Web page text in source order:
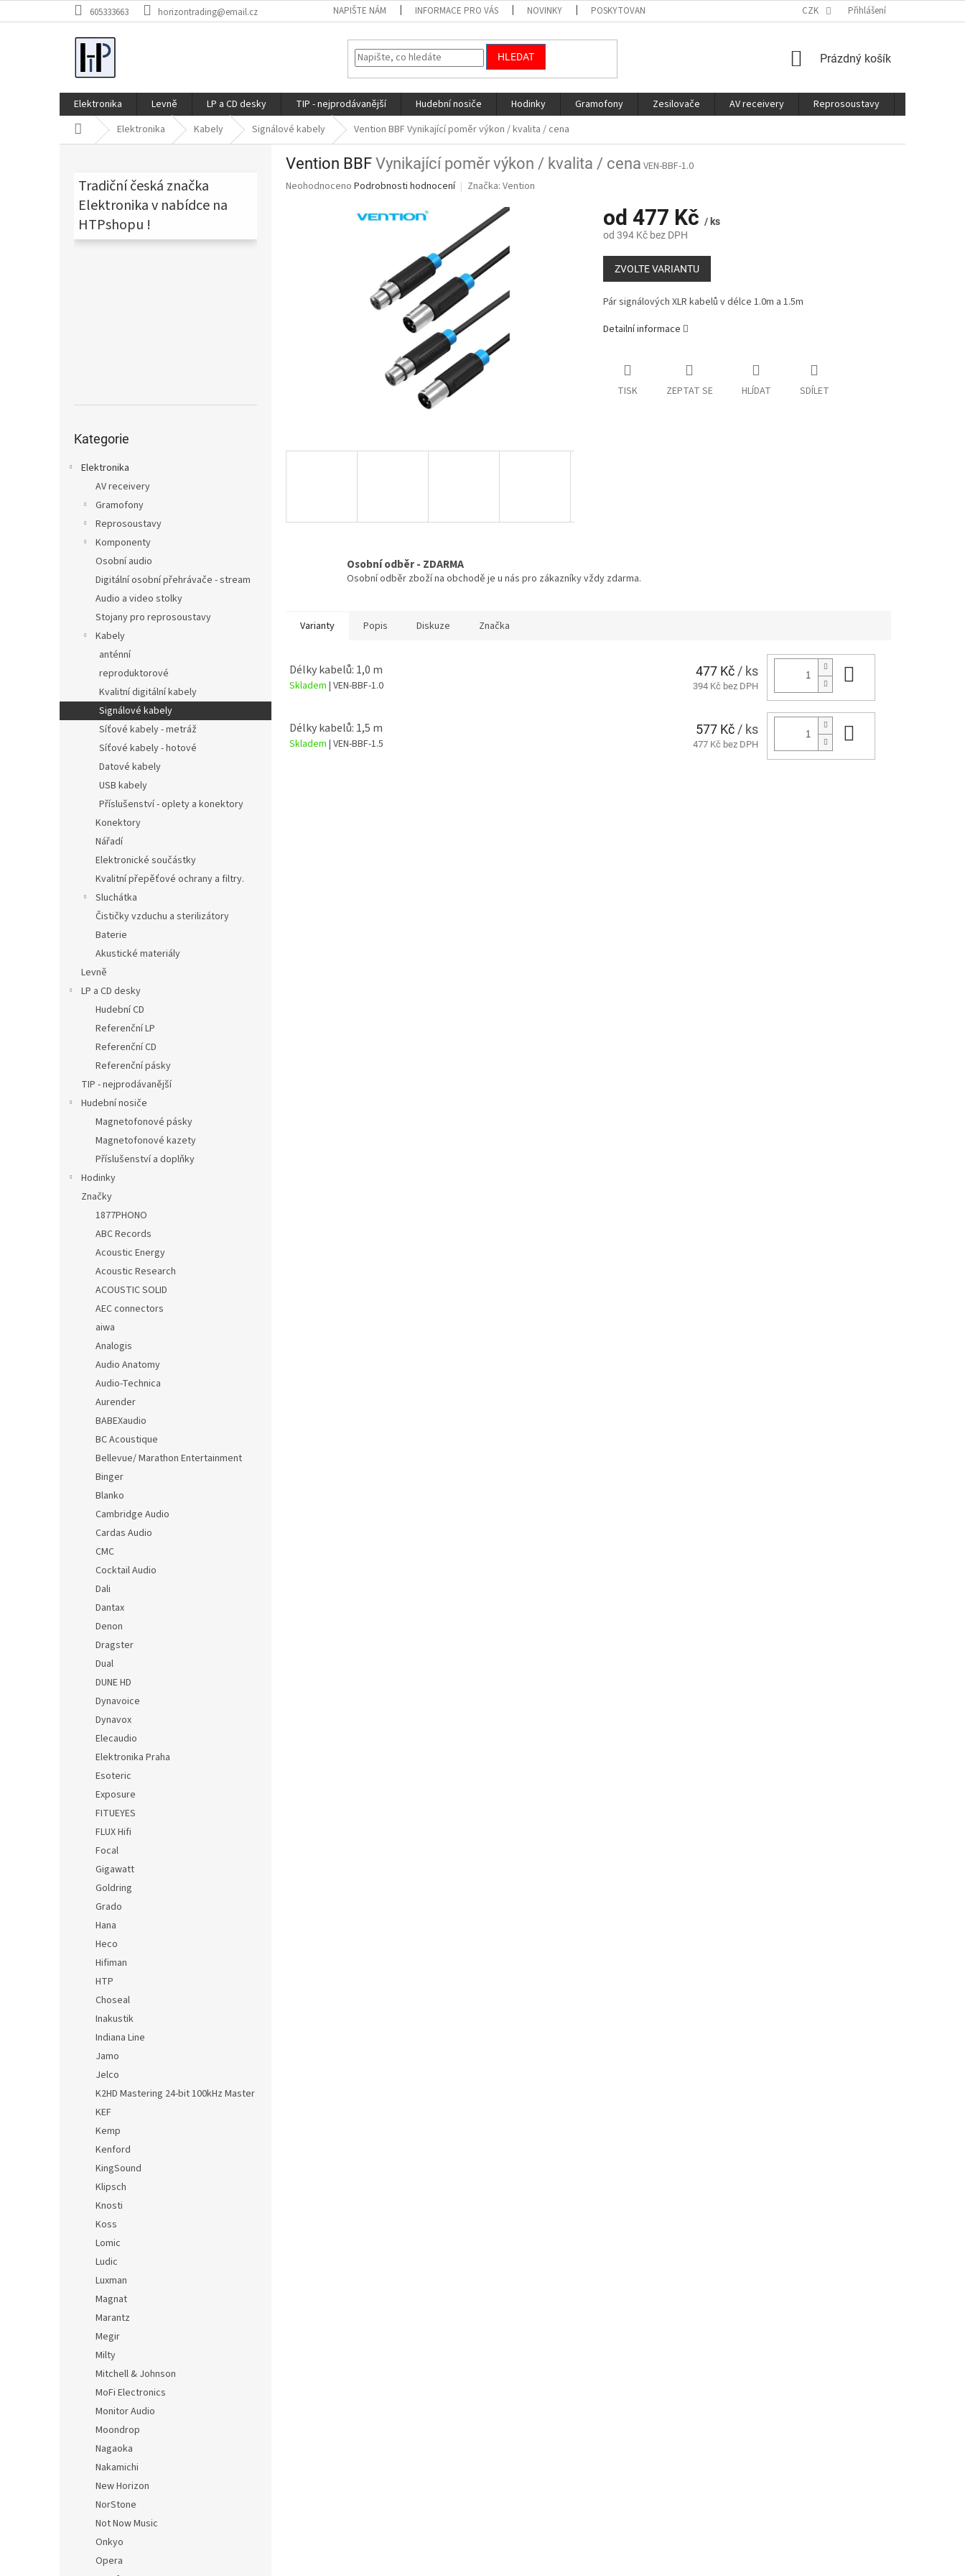
na
605333663 horizontrading@email.cz NAPIŠTE NÁM INFORMACE PRO VÁS NOVINKY POSKYTOVANÉ SLUŽBY CZK Přihlášení
HLEDAT
NÁKUPNÍ
Prázdný košík
Elektronika Levně LP a CD desky TIP - nejprodávanější Hudební nosiče Hodinky Gramofony Zesilovače AV receivery Reprosoustavy
Domů Elektronika Kabely Signálové kabely Vention BBF Vynikající poměr výkon / kvalita / cena
Tradiční česká značka
Elektronika v nabídce na
HTPshopu !
kategorie
Kategorie
Elektronika
AV receivery
Gramofony
Reprosoustavy
Komponenty
Osobní audio
Digitální osobní přehrávače - stream
Audio a video stolky
Stojany pro reprosoustavy
Kabely
anténní
reproduktorové
Kvalitní digitální kabely
Signálové kabely
Síťové kabely - metráž
Síťové kabely - hotové
Datové kabely
USB kabely
Příslušenství - oplety a konektory
Konektory
Nářadí
Elektronické součástky
Kvalitní přepěťové ochrany a filtry.
Sluchátka
Čističky vzduchu a sterilizátory
Baterie
Akustické materiály
Levně
LP a CD desky
Hudební CD
Referenční LP
Referenční CD
Referenční pásky
TIP - nejprodávanější
Hudební nosiče
Magnetofonové pásky
Magnetofonové kazety
Příslušenství a doplňky
Hodinky
Značky
1877PHONO
ABC Records
Acoustic Energy
Acoustic Research
ACOUSTIC SOLID
AEC connectors
aiwa
Analogis
Audio Anatomy
Audio-Technica
Aurender
BABEXaudio
BC Acoustique
Bellevue/ Marathon Entertainment
Binger
Blanko
Cambridge Audio
Cardas Audio
CMC
Cocktail Audio
Dali
Dantax
Denon
Dragster
Dual
DUNE HD
Dynavoice
Dynavox
Elecaudio
Elektronika Praha
Esoteric
Exposure
FITUEYES
FLUX Hifi
Focal
Gigawatt
Goldring
Grado
Hana
Heco
Hifiman
HTP
Choseal
Inakustik
Indiana Line
Jamo
Jelco
K2HD Mastering 24-bit 100kHz Master
KEF
Kemp
Kenford
KingSound
Klipsch
Knosti
Koss
Lomic
Ludic
Luxman
Magnat
Marantz
Megir
Milty
Mitchell & Johnson
MoFi Electronics
Monitor Audio
Moondrop
Nagaoka
Nakamichi
New Horizon
NorStone
Not Now Music
Onkyo
Opera
Vention BBF Vynikající poměr výkon / kvalita / cena VEN-BBF-1.0
Průměrné
Neohodnoceno Podrobnosti hodnocení Značka: Vention
od 477 Kč / ks
od 394 Kčbez DPH
Měrná
cena:
ZVOLTE VARIANTU
Pár signálových XLR kabelů v délce 1.0m a 1.5m
Detailní informace
TISK ZEPTAT SE HLÍDAT SDÍLET
Osobní odběr - ZDARMA
Osobní odběr zboží na obchodě je u nás pro zákazníky vždy zdarma.
Varianty Popis Diskuze Značka
Délky kabelů: 1,0 m
Skladem | VEN-BBF-1.0
477 Kč / ks
394 Kč bez DPH
Délky kabelů: 1,5 m
Skladem | VEN-BBF-1.5
577 Kč/ ks
477 Kč bez DPH